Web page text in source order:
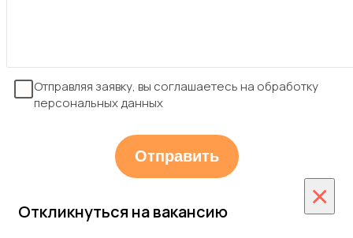
Отправляя заявку, вы соглашаетесь на обработку
персональных данных
×
Откликнуться на вакансию